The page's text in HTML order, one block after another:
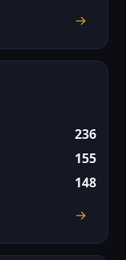
→
236
155
148
→